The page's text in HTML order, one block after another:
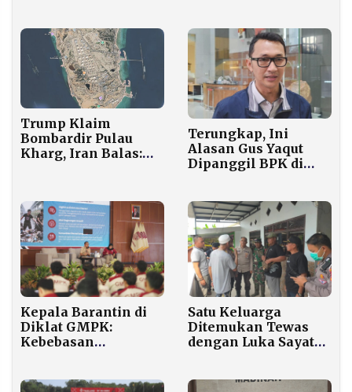
Memutuskan
Trump Klaim
Bombardir Pulau
Kharg, Iran Balas:
Terungkap, Ini
Alasan Gus Yaqut
Dipanggil BPK di
Kepala Barantin di
Diklat GMPK:
Kebebasan
untuk Menghina
Satu Keluarga
Ditemukan Tewas
dengan Luka Sayatan